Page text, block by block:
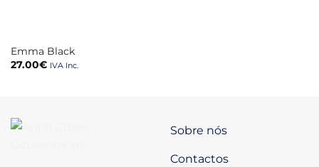
Emma Black
27.00€ IVA Inc.
Sobre nós
Contactos